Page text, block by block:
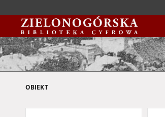
OBIEKT